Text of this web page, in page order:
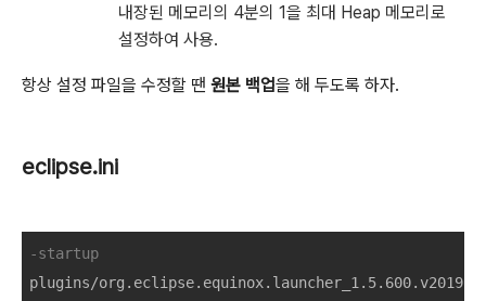
내장된 메모리의 4분의 1을 최대 Heap 메모리로
설정하여 사용.
항상 설정 파일을 수정할 땐 원본 백업을 해 두도록 하자.
eclipse.ini
-startup